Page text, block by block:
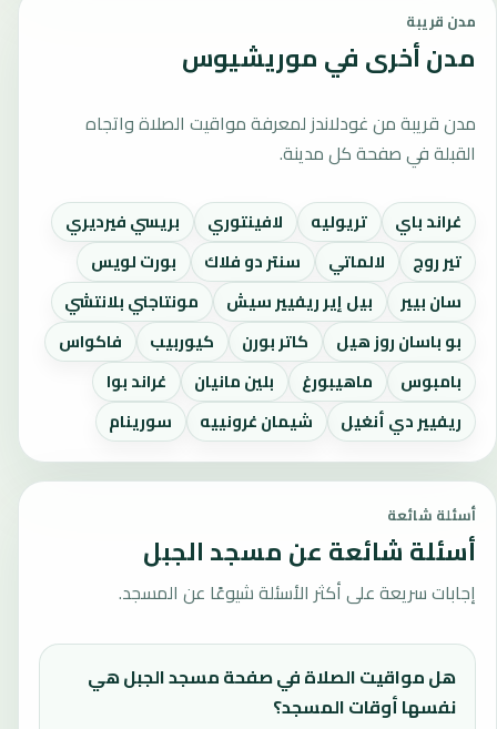
مدن قريبة
مدن أخرى في موريشيوس
مدن قريبة من غودلاندز لمعرفة مواقيت الصلاة واتجاه
القبلة في صفحة كل مدينة.
غراند باي تريوليه لافينتوري
بريسي فيرديري
تير روج
لالماتي سنتر دو فلاك
بورت لويس
سان بيير
بيل إير ريفيير سيش
مونتاجني بلانتشي
بو باسان روز هيل
كاتر بورن كيوربيب
فاكواس
بامبوس
ماهيبورغ بلين مانيان
غراند بوا
ريفيير دي أنغيل
شيمان غرونييه سورينام
أسئلة شائعة
أسئلة شائعة عن مسجد الجبل
إجابات سريعة على أكثر الأسئلة شيوعًا عن المسجد.
هل مواقيت الصلاة في صفحة مسجد الجبل هي
نفسها أوقات المسجد؟